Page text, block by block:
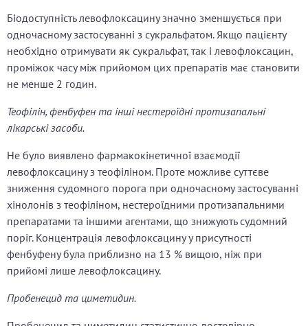
Біодоступність левофлоксацину значно зменшується при
одночасному застосуванні з сукральфатом. Якщо пацієнту
необхідно отримувати як сукральфат, так і левофлоксацин,
проміжок часу між прийомом цих препаратів має становити
не менше 2 годин.
Теофілін, фенбуфен та інші нестероїдні протизапальні
лікарські засоби.
Не було виявлено фармакокінетичної взаємодії
левофлоксацину з теофіліном. Проте можливе суттєве
зниження судомного порога при одночасному застосуванні
хінолонів з теофіліном, нестероїдними протизапальними
препаратами та іншими агентами, що знижують судомний
поріг. Концентрація левофлоксацину у присутності
фенбуфену була приблизно на 13 % вищою, ніж при
прийомі лише левофлоксацину.
Пробенецид та циметидин.